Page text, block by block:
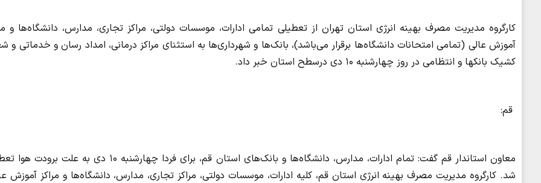
کارگروه مدیریت مصرف بهینه انرژی استان تهران از تعطیلی تمامی ادارات، موسسات دولتی، مراکز تجاری، مدارس، دانشگاه‌ها و
آموزش عالی (تمامی امتحانات دانشگاه‌ها برقرار می‌باشد)، بانک‌ها و شهرداری‌ها به استثنای مراکز درمانی، امداد رسان و خدماتی و
کشیک بانکها و انتظامی در روز چهارشنبه ۱۰ دی درسطح استان خبر داد.
قم:
معاون استاندار قم گفت: تمام ادارات، مدارس، دانشگاه‌ها و بانک‌های استان قم، برای فردا چهارشنبه ۱۰ دی‌ به
شد. کارگروه مدیریت مصرف بهینه انرژی استان قم، کلیه ادارات، موسسات دولتی، مراکز تجاری، مدارس، دانشگاه‌ها و مراکز آموزش